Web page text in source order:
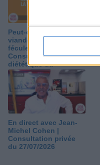
Peut-on remplacer la
viande par des
féculents ?
Consultation
diététique du
05/08/2026
En direct avec Jean-
Michel Cohen |
Consultation privée
du 27/07/2026